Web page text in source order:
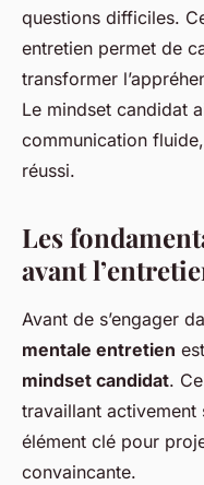
questions difficiles.
entretien permet de
transformer
Le mindset candidat
communication
réussi.
Les
avant
Avant de s’engager
mentale entretien
mindset candidat.
travaillant activement
élément clé pour
convaincante.